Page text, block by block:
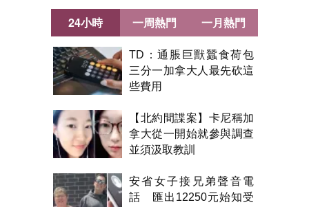
24小時
TD：通脹巨獸蠶食荷包
三分一加拿大人最先砍這
些費用
【北約間諜案】卡尼稱加
拿大從一開始就參與調查
並須汲取教訓
安省女子接兄弟聲音電
話 匯出12250元始知受
一周熱門 一月熱門